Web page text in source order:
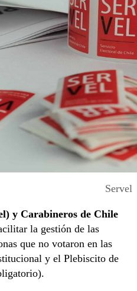
Servel
y Carabineros de Chile
la gestión de las
que no votaron en las
y el Plebiscito de